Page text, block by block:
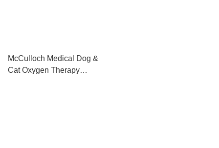
McCulloch Medical Dog &
Cat Oxygen Therapy